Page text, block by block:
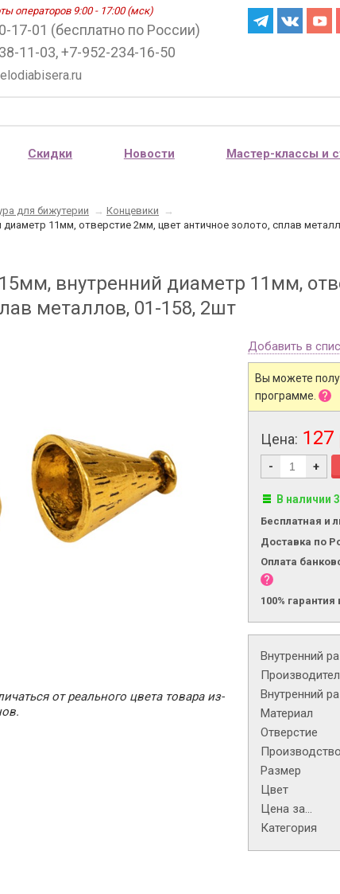
операторов 9:00 - 17:00 (мск)
17-01 (бесплатно по России)
11-03, +7-952-234-16-50
Скидки Новости Мастер-классы и
для бижутерии → Концевики
→
диаметр 11мм, отверстие 2мм, цвет античное золото, сплав
внутренний диаметр 11мм,
металлов, 01-158, 2шт
от реального цвета товара из-
Добавить в
Вы можете
программе.
Цена: 127
- +
В наличии
Бесплатная и
Доставка по
Оплата
100%
Внутренний
Внутренний
Материал
Отверстие
Производство
Размер
Цвет
Цена за...
Категория